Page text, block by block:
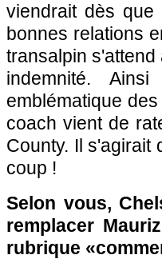
viendrait dès
bonnes relations
transalpin
indemnité.
emblématique
coach vient de
County. Il
coup !
Selon vous,
remplacer
rubrique